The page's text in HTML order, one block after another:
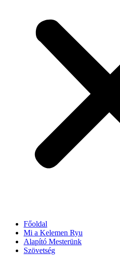
Főoldal
Mi a Kelemen Ryu
Alapító Mesterünk
Szövetség